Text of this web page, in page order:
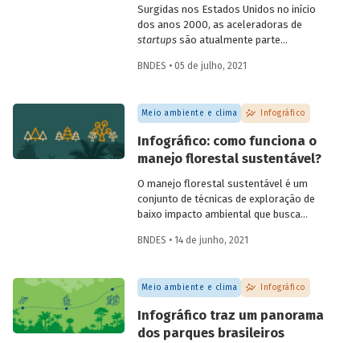
Surgidas nos Estados Unidos no início
dos anos 2000, as aceleradoras de
startupssão atualmente parte
empreendedorismo. Com diferentes
programas de aceleração contribuem
para ajudarstartupse empreendedores,
em diferentes estágios de
desenvolvimento, a construir e consolidar
seus negócios. Entenda tudo sobre como
eles funcionam no infográfico que
preparamos.
BNDES • 05 de julho, 2021
Meio ambiente e clima Infográfico
Infográfico: como funciona o
manejo florestal sustentável?
O manejo florestal sustentável é um
conjunto de técnicas de exploração de
baixo impacto ambiental que busca
mantendo-a em pé e contribuindo para a
produtividade, capacidade de regeneração
e demais funções ecológicas, econômicas
e sociais. Confira o infográfico que
preparamos para explicar como isso
funciona.
BNDES • 14 de junho, 2021
Meio ambiente e clima Infográfico
Infográfico traz um panorama
dos parques brasileiros